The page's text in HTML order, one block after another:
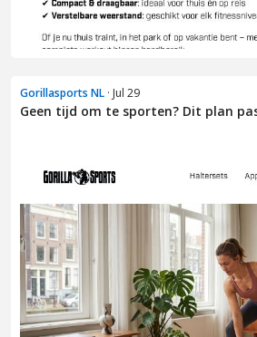
Gorillasports NL · Jul 29
Geen tijd om te sporten? Dit plan